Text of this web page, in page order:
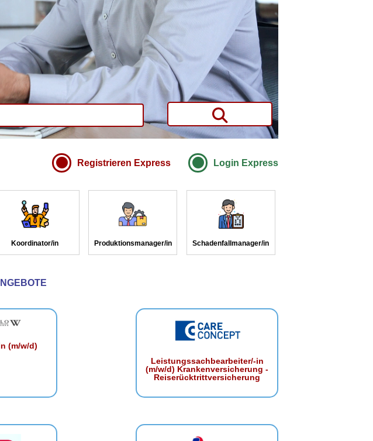
Registrieren Express Login Express
Koordinator/in Produktionsmanager/in Schadenfallmanager/in
(m/w/d)
Leistungssachbearbeiter/-in
(m/w/d) Krankenversicherung -
Reiserücktrittversicherung